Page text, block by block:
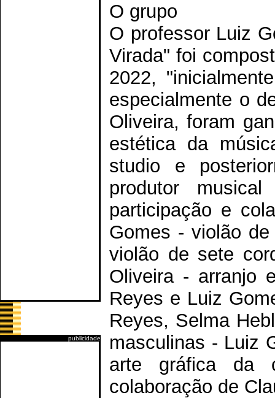
publicidade
O grupo
O professor Luiz
Virada" foi
2022,
especialmente o
Oliveira, foram
estética da
studio e
produtor
participação e
Gomes - violão
violão de sete
Oliveira - arranjo
Reyes e Luiz
Reyes, Selma
masculinas - Luiz
arte gráfica da
colaboração de